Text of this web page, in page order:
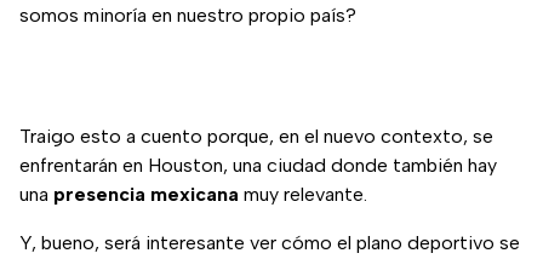
somos minoría en nuestro propio país?
Traigo esto a cuento porque, en el nuevo contexto, se
enfrentarán en Houston, una ciudad donde también hay
una presencia mexicana muy relevante.
Y, bueno, será interesante ver cómo el plano deportivo se